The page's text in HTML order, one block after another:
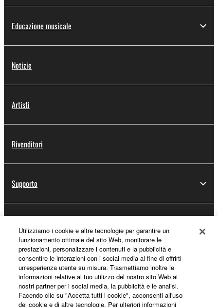
Educazione musicale
Notizie
Artisti
Rivenditori
Supporto
Informazioni su Yamaha
Italia - Italian
Utilizziamo i cookie e altre tecnologie per garantire un
funzionamento ottimale del sito Web, monitorare le
prestazioni, personalizzare i contenuti e la pubblicità e
consentire le interazioni con i social media al fine di offrirti
un'esperienza utente su misura. Trasmettiamo inoltre le
informazioni relative al tuo utilizzo del nostro sito Web ai
nostri partner per i social media, la pubblicità e le analisi.
Facendo clic su "Accetta tutti i cookie", acconsenti all'uso
dei cookie e di altre tecnologie. Per ulteriori informazioni